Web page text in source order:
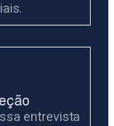
entrevista